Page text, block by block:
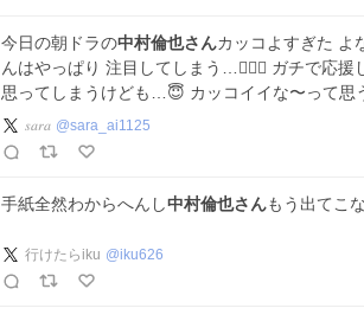
今日の朝ドラの中村倫也さんカッコよすぎた よ
んはやっぱり 注目してしまう…🤦🏻‍♀️ ガチで応
思ってしまうけども…😇 カッコイイな〜って思
𝑠𝑎𝑟𝑎 @sara_ai1125
手紙全然わからへんし中村倫也さんもう出てこ
行けたらiku @iku626